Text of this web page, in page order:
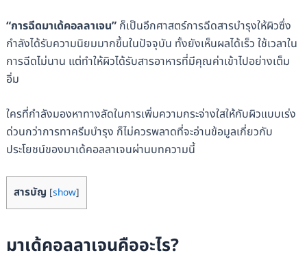
“การฉีดมาเด้คอลลาเจน”ก็เป็นอีกศาสตร์การฉีดสารบำรุงให้ผิวซึ่ง
กำลังได้รับความนิยมมากขึ้นในปัจจุบัน ทั้งยังเห็นผลได้เร็ว ใช้เวลาใน
การฉีดไม่นาน แต่ทำให้ผิวได้รับสารอาหารที่มีคุณค่าเข้าไปอย่างเต็ม
อิ่ม
ใครที่กำลังมองหาทางลัดในการเพิ่มความกระจ่างใสให้กับผิวแบบเร่ง
ด่วนกว่าการทาครีมบำรุง ก็ไม่ควรพลาดที่จะอ่านข้อมูลเกี่ยวกับ
ประโยชน์ของมาเด้คอลลาเจนผ่านบทความนี้
สารบัญ [show]
มาเด้คอลลาเจนคืออะไร?